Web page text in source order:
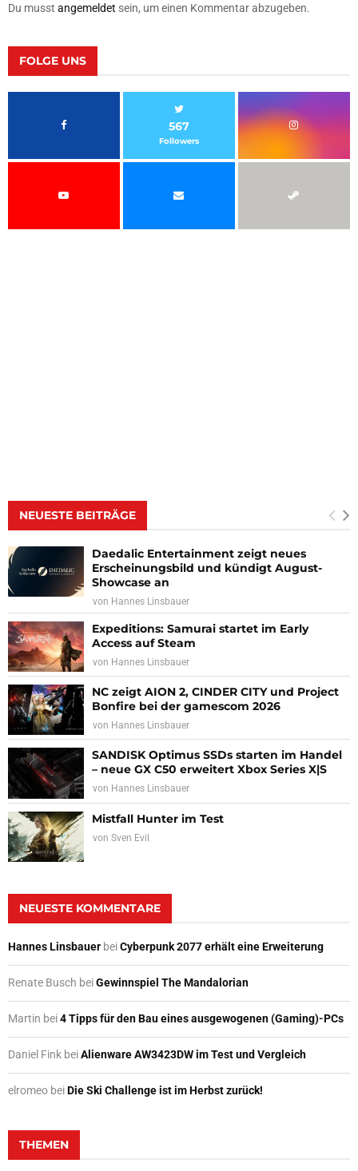
Du musst angemeldet sein, um einen Kommentar abzugeben.
FOLGE UNS
567
Followers
NEUESTE BEITRÄGE
Daedalic Entertainment zeigt neues
Erscheinungsbild und kündigt August-
Showcase an
von Hannes Linsbauer
Expeditions: Samurai startet im Early
Access auf Steam
von Hannes Linsbauer
NC zeigt AION 2, CINDER CITY und Project
Bonfire bei der gamescom 2026
von Hannes Linsbauer
SANDISK Optimus SSDs starten im Handel
– neue GX C50 erweitert Xbox Series X|S
von Hannes Linsbauer
Mistfall Hunter im Test
von Sven Evil
NEUESTE KOMMENTARE
Hannes Linsbauer beiCyberpunk 2077 erhält eine Erweiterung
Renate Busch beiGewinnspiel The Mandalorian
Martin bei4 Tipps für den Bau eines ausgewogenen (Gaming)-PCs
Daniel Fink beiAlienware AW3423DW im Test und Vergleich
elromeo beiDie Ski Challenge ist im Herbst zurück!
THEMEN